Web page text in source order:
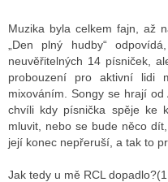
Muzika byla celkem fajn, až
„Den plný hudby“
neuvěřitelných 14 písniček,
probouzení pro aktivní
mixováním. Songy se hrají
chvíli kdy písnička spěje ke
mluvit, nebo se bude něco
její konec nepřeruší, a tak to
Jak tedy u mě RCL